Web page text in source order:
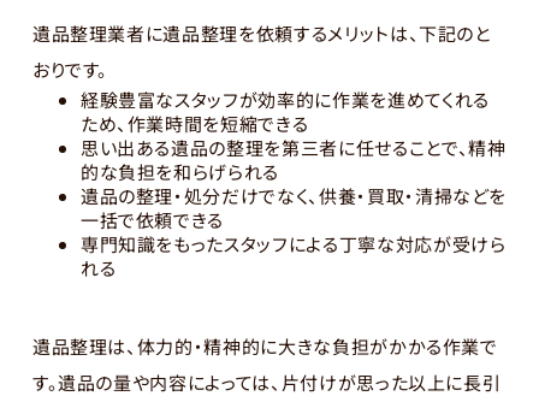
遺品整理業者に遺品整理を依頼するメリットは、下記のと
おりです。
経験豊富なスタッフが効率的に作業を進めてくれる
ため、作業時間を短縮できる
思い出ある遺品の整理を第三者に任せることで、精神
的な負担を和らげられる
遺品の整理・処分だけでなく、供養・買取・清掃などを
一括で依頼できる
専門知識をもったスタッフによる丁寧な対応が受けら
れる
遺品整理は、体力的・精神的に大きな負担がかかる作業で
す。遺品の量や内容によっては、片付けが思った以上に長引